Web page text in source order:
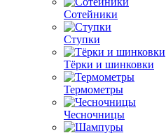
Сотейники
Ступки
Тёрки и шинковки
Термометры
Чесночницы